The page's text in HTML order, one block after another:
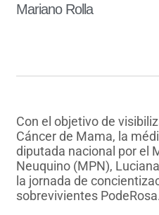
Mariano Rolla
Con el objetivo de
Cáncer de Mama, la
diputada nacional por el
Neuquino (MPN),
la jornada de
sobrevivientes PodeRosa.